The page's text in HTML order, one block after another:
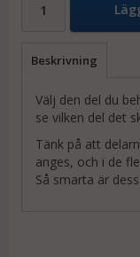
Beskrivning
Välj den del du
se vilken del det
Tänk på att
anges, och i de
Så smarta är